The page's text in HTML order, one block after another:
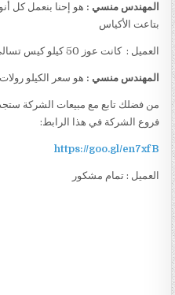
المهندس منسي : هو إحنا بنعمل كل
بتاعت الأكياس
العميل : كانت عوز 50 كيلو كيس تسالي أوك السعر
المهندس منسي : هو سعر الكيلو رولات
من فضلك تابع مع مبيعات الشركة
فروع الشركة في هذا الرابط:
https://goo.gl/en7xfB
العميل : تمام مشكور